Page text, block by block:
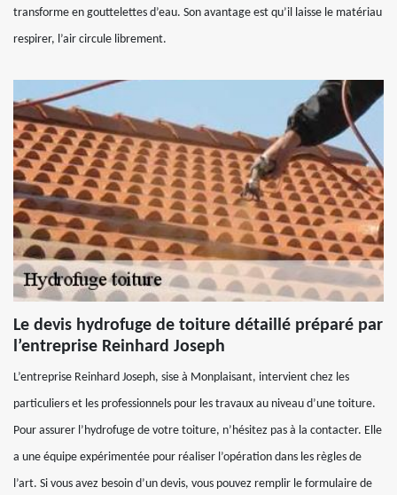
transforme en gouttelettes d’eau. Son avantage est qu’il laisse le matériau
respirer, l’air circule librement.
Le devis hydrofuge de toiture détaillé préparé par
l’entreprise Reinhard Joseph
L’entreprise Reinhard Joseph, sise à Monplaisant, intervient chez les
particuliers et les professionnels pour les travaux au niveau d’une toiture.
Pour assurer l’hydrofuge de votre toiture, n’hésitez pas à la contacter. Elle
a une équipe expérimentée pour réaliser l’opération dans les règles de
l’art. Si vous avez besoin d’un devis, vous pouvez remplir le formulaire de